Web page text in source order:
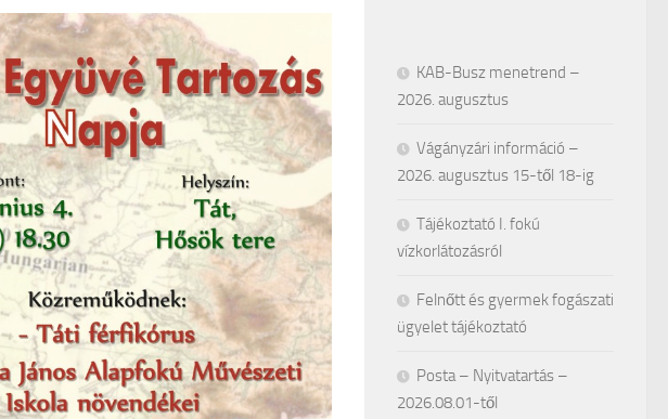
KAB-Busz menetrend –
2026. augusztus
Vágányzári információ –
2026. augusztus 15-től 18-ig
Tájékoztató I. fokú
vízkorlátozásról
Felnőtt és gyermek fogászati
ügyelet tájékoztató
Posta – Nyitvatartás –
2026.08.01-től